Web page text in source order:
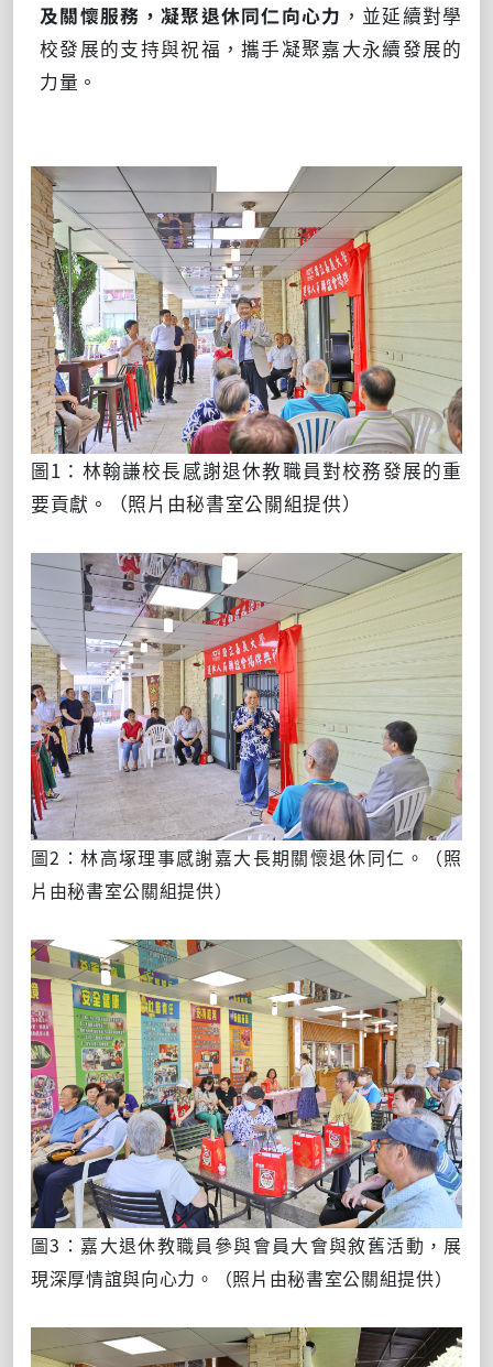
及關懷服務 ，凝聚退休同仁向心力 ，並延續對學
校發展的支持與祝福，攜手凝聚嘉大永續發展的
力量。
圖1：林翰謙校長感謝退休教職員對校務發展的重
要貢獻。（照片由秘書室公關組提供）
圖2：林高塚理事感謝嘉大長期關懷退休同仁。
（照
片由秘書室公關組提供）
圖3：嘉大退休教職員參與會員大會與敘舊活動，展
現深厚情誼與向心力。
（照片由秘書室公關組提供）